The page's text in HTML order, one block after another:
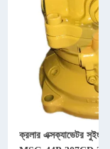
ক্রলার এক্সক্যাভেটর সুইং